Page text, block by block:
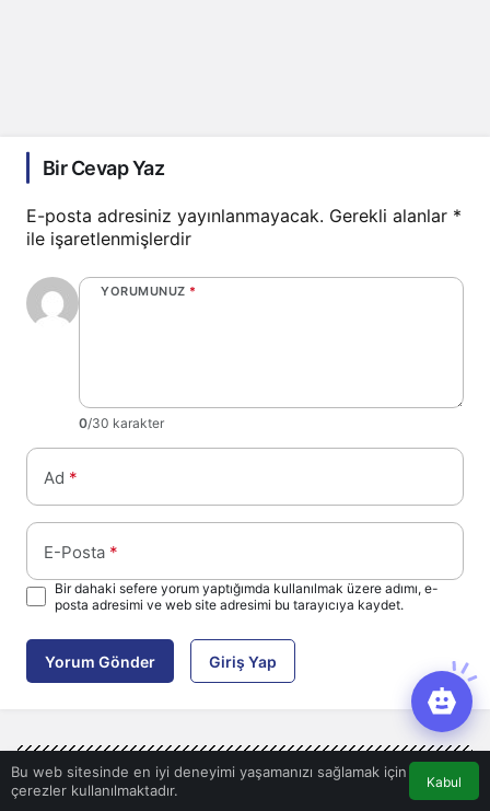
Bir Cevap Yaz
E-posta adresiniz yayınlanmayacak. Gerekli alanlar *
ile işaretlenmişlerdir
YORUMUNUZ *
0/30 karakter
Ad *
E-Posta *
Bir dahaki sefere yorum yaptığımda kullanılmak üzere adımı, e-
posta adresimi ve web site adresimi bu tarayıcıya kaydet.
Yorum Gönder Giriş Yap
Bu web sitesinde en iyi deneyimi yaşamanızı sağlamak için
çerezler kullanılmaktadır.
Kabul